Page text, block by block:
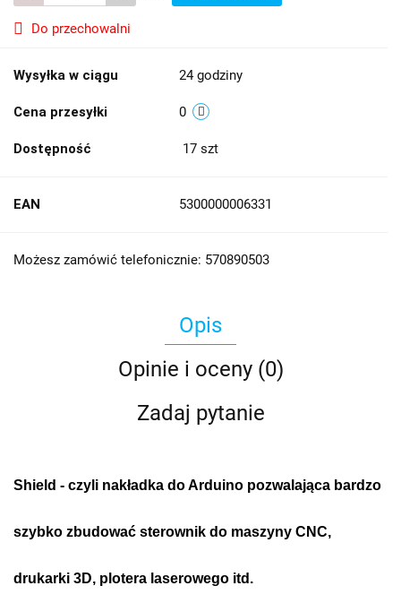
Do przechowalni
Wysyłka w ciągu 24 godziny
Cena przesyłki 0
Dostępność 17 szt
EAN 5300000006331
Możesz zamówić telefonicznie: 570890503
Opis
Opinie i oceny (0)
Zadaj pytanie
Shield - czyli nakładka do Arduino pozwalająca bardzo
szybko zbudować sterownik do maszyny CNC,
drukarki 3D, plotera laserowego itd.